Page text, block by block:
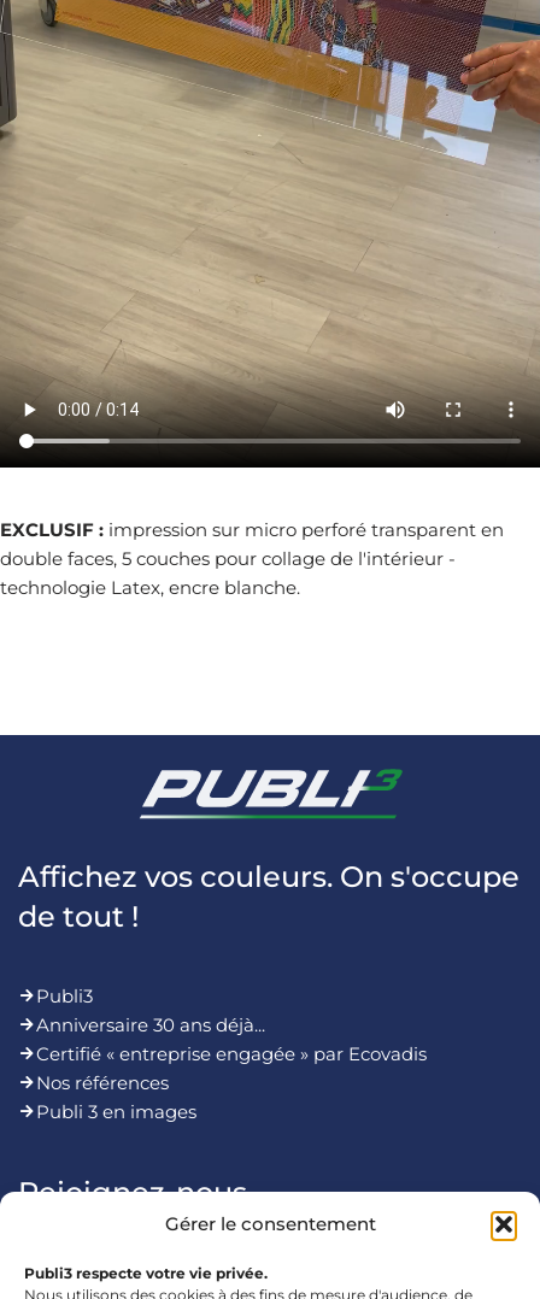
Gérer le consentement
Publi3 respecte votre vie privée.
Nous utilisons des cookies à des fins de mesure d'audience, de
EXCLUSIF : impression sur micro perforé transparent en
double faces, 5 couches pour collage de l'intérieur -
technologie Latex, encre blanche.
Affichez vos couleurs. On s'occupe
de tout !
Publi3
Anniversaire 30 ans déjà...
Certifié « entreprise engagée » par Ecovadis
Nos références
Publi 3 en images
Rejoignez-nous